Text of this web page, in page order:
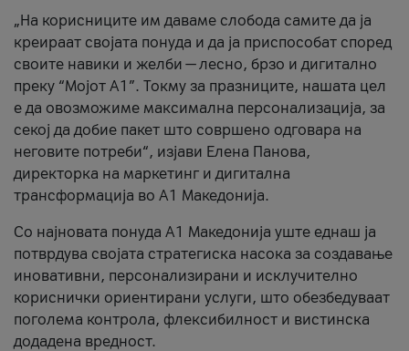
„На корисниците им даваме слобода самите да ја
креираат својата понуда и да ја приспособат според
своите навики и желби — лесно, брзо и дигитално
преку “Мојот А1”. Токму за празниците, нашата цел
е да овозможиме максимална персонализација, за
секој да добие пакет што совршено одговара на
неговите потреби“, изјави Елена Панова,
директорка на маркетинг и дигитална
трансформација во А1 Македонија.
Со најновата понуда А1 Македонија уште еднаш ја
потврдува својата стратегиска насока за создавање
иновативни, персонализирани и исклучително
кориснички ориентирани услуги, што обезбедуваат
поголема контрола, флексибилност и вистинска
додадена вредност.